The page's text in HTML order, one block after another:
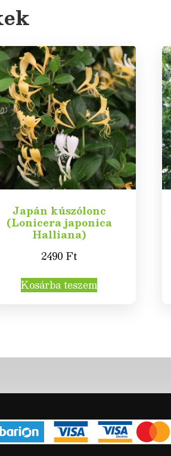
Japán kúszólonc
(Lonicera japonica
Halliana)
2490Ft
Kosárba teszem